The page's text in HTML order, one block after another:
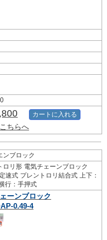
ちらへ
カートに入れる
ンブロック
ロリ形 電気チェーンブロック
速式 プレントロリ結合式 上下：
行：手押式
ーンブロック
0.49-4